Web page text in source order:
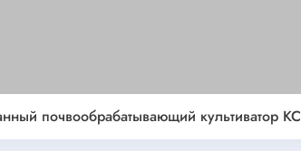
почвообрабатывающий культиватор КС